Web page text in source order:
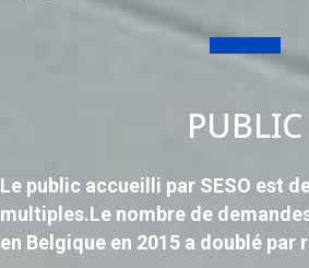
PUBLIC
Le public accueilli par SESO est
multiples.Le nombre de
en Belgique en 2015 a doublé par